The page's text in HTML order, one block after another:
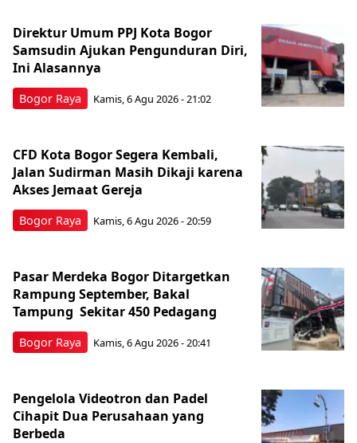
Bogor Raya
Direktur Umum PPJ Kota Bogor
Samsudin Ajukan Pengunduran Diri,
Ini Alasannya
Kamis, 6 Agu 2026 - 21:02
Bogor Raya
CFD Kota Bogor Segera Kembali,
Jalan Sudirman Masih Dikaji karena
Akses Jemaat Gereja
Kamis, 6 Agu 2026 - 20:59
Bogor Raya
Pasar Merdeka Bogor Ditargetkan
Rampung September, Bakal
Tampung Sekitar 450 Pedagang
Kamis, 6 Agu 2026 - 20:41
Pengelola Videotron dan Padel
Cihapit Dua Perusahaan yang
Berbeda